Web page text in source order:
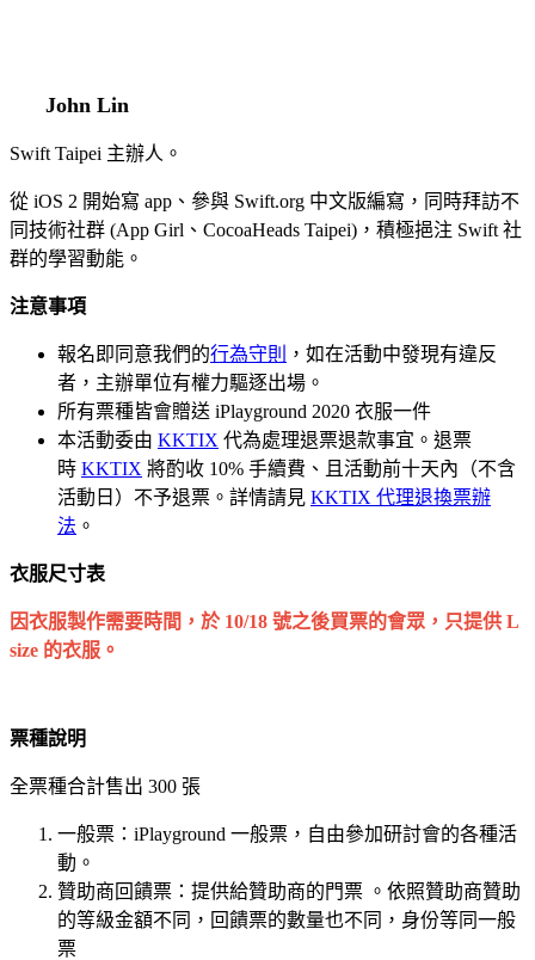
John Lin
Swift Taipei 主辦人。
從 iOS 2 開始寫 app、參與 Swift.org 中文版編寫，同時拜訪不
同技術社群 (App Girl、CocoaHeads Taipei)，積極挹注 Swift 社
群的學習動能。
注意事項
報名即同意我們的行為守則
，如在活動中發現有違反
者，主辦單位有權力驅逐出場。
所有票種皆會贈送 iPlayground 2020 衣服一件
本活動委由 KKTIX 代為處理退票退款事宜。退票
時 KKTIX 將酌收 10% 手續費、且活動前十天內（不含
活動日）不予退票。詳情請見 KKTIX 代理退換票辦
法 。
衣服尺寸表
因衣服製作需要時間，於 10/18 號之後買票的會眾，只提供 L
size 的衣服。
票種說明
全票種合計售出 300 張
一般票：iPlayground 一般票，自由參加研討會的各種活
動。
贊助商回饋票：提供給贊助商的門票 。依照贊助商贊助
的等級金額不同，回饋票的數量也不同，身份等同一般
票